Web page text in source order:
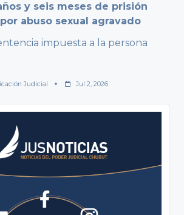
y seis meses de prisión
abuso sexual agravado
impuesta a la persona
Judicial Jul 2, 2026